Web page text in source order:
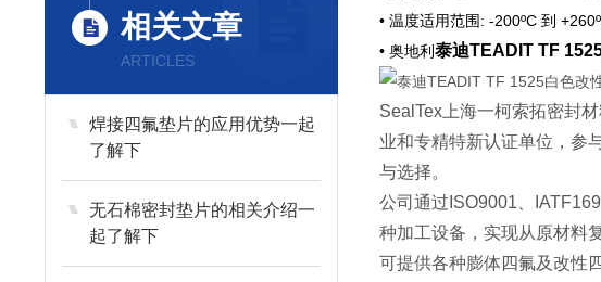
相关文章
ARTICLES
焊接四氟垫片的应用优势一起
了解下
无石棉密封垫片的相关介绍一
起了解下
• 温度适用范围: -200ºC 到
• 奥地利泰迪TEADIT TF
SealTex 上海一柯索拓密封
业和专精特新认证单位，参
与选择。
公司通过 ISO9001
种加工设备，实现从原材料
可提供各种膨体四氟及改性